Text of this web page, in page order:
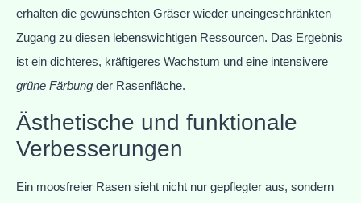
erhalten die gewünschten Gräser wieder uneingeschränkten
Zugang zu diesen lebenswichtigen Ressourcen. Das Ergebnis
ist ein dichteres, kräftigeres Wachstum und eine intensivere
grüne Färbung der Rasenfläche.
Ästhetische und funktionale
Verbesserungen
Ein moosfreier Rasen sieht nicht nur gepflegter aus, sondern